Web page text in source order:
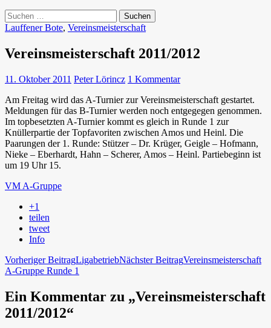
Suchen
nach:
Lauffener Bote, Vereinsmeisterschaft
Vereinsmeisterschaft 2011/2012
11. Oktober 2011 Peter Lörincz 1 Kommentar
Am Freitag wird das A-Turnier zur Vereinsmeisterschaft gestartet.
Meldungen für das B-Turnier werden noch entgegegen genommen.
Im topbesetzten A-Turnier kommt es gleich in Runde 1 zur
Knüllerpartie der Topfavoriten zwischen Amos und Heinl. Die
Paarungen der 1. Runde: Stützer – Dr. Krüger, Geigle – Hofmann,
Nieke – Eberhardt, Hahn – Scherer, Amos – Heinl. Partiebeginn ist
um 19 Uhr 15.
VM A-Gruppe
+1
teilen
tweet
Info
Beitragsnavigation
Vorheriger BeitragLigabetriebNächster BeitragVereinsmeisterschaft
A-Gruppe Runde 1
Ein Kommentar zu „Vereinsmeisterschaft
2011/2012“